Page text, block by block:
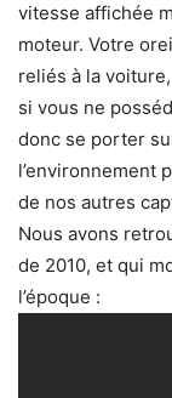
vitesse affichée
moteur. Votre
reliés à la
si vous ne
donc se porter
l’environnement
de nos autres
Nous avons
de 2010, et qui
l’époque :